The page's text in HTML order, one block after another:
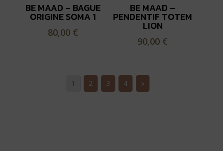
BE MAAD – BAGUE
ORIGINE SOMA 1
80,00 €
BE MAAD –
PENDENTIF TOTEM
LION
90,00 €
1 2 3 4 »